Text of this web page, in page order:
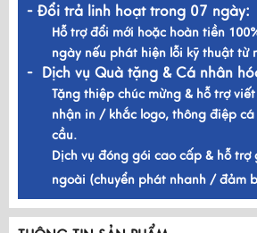
- Đổi trả linh hoạt trong 07 ngày:
Hỗ trợ đổi mới hoặc hoàn tiền
ngày nếu phát hiện lỗi kỹ thuật từ
- Dịch vụ Quà tặng & Cá nhân
Tặng thiệp chúc mừng & hỗ trợ
nhận in / khắc logo, thông điệp cá
cầu.
Dịch vụ đóng gói cao cấp & hỗ trợ
ngoài (chuyển phát nhanh / đảm